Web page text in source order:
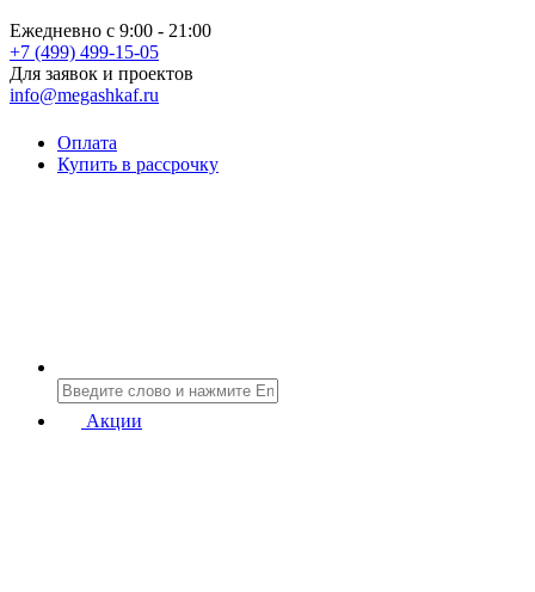
Ежедневно с 9:00 - 21:00
+7 (499) 499-15-05
Для заявок и проектов
info@megashkaf.ru
Оплата
Купить в рассрочку
Акции